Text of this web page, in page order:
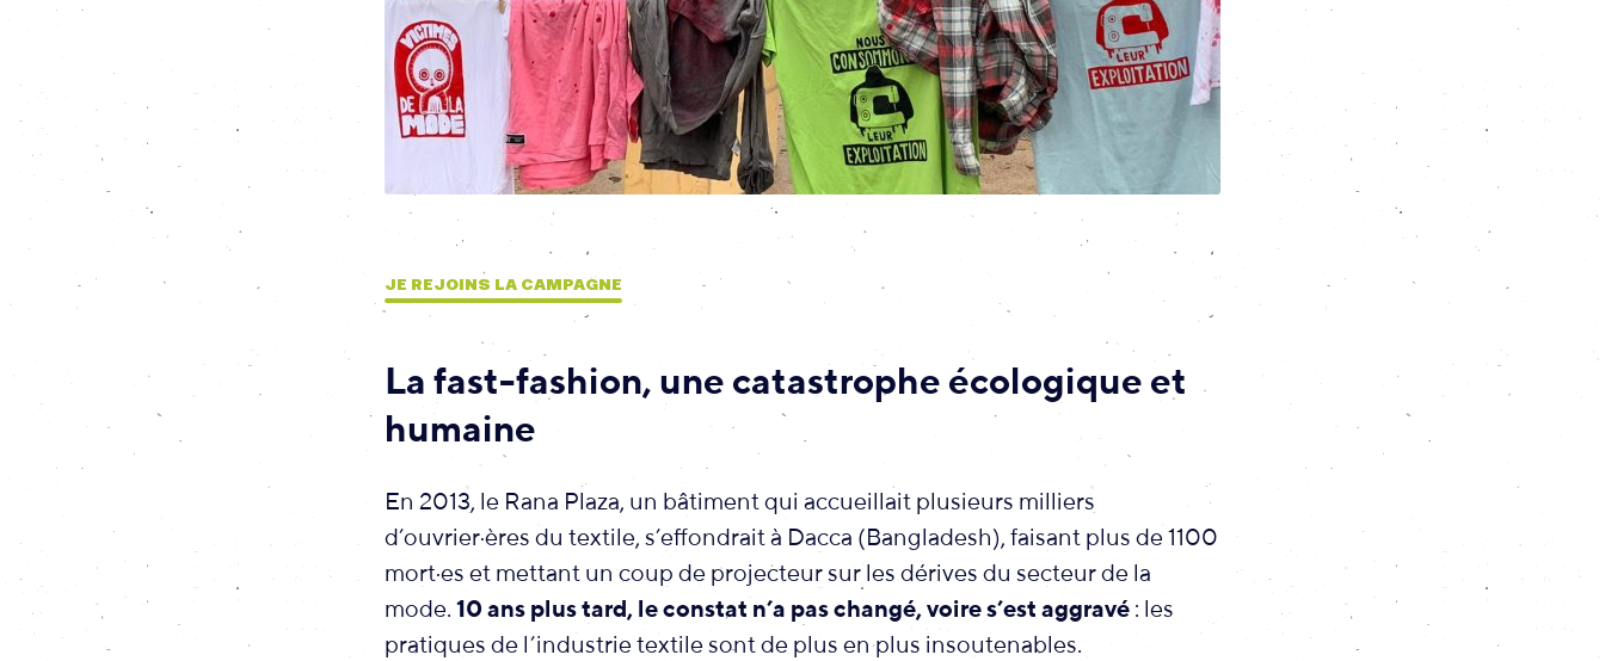
JE REJOINS LA CAMPAGNE
La fast-fashion, une catastrophe écologique et
humaine
En 2013, le Rana Plaza, un bâtiment qui accueillait plusieurs milliers
d’ouvrier·ères du textile, s’effondrait à Dacca (Bangladesh), faisant plus de 1100
mort·es et mettant un coup de projecteur sur les dérives du secteur de la
mode. 10 ans plus tard, le constat n’a pas changé, voire s’est aggravé : les
pratiques de l’industrie textile sont de plus en plus insoutenables.